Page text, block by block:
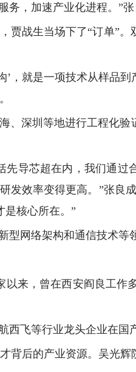
，加速产业化进程。”张
贾战生当场下了“订单”
，就是一项技术从样品
、深圳等地进行工程化
导芯超在内，我们通
发效率变得更高。”张良
是核心所在。”
网络架构和通信技术等
来，曾在西安阎良工作
飞等行业龙头企业在国
背后的产业资源。吴光